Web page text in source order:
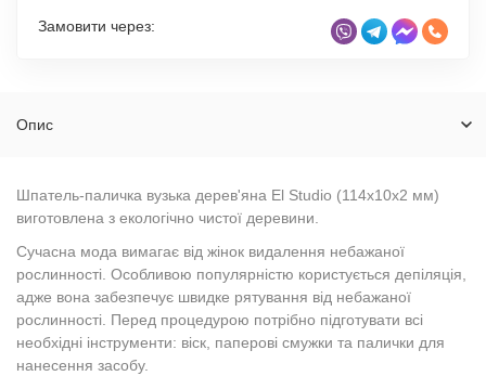
Замовити через:
Опис
Шпатель-паличка вузька дерев'яна El Studio (114х10х2 мм)
виготовлена з екологічно чистої деревини.
Сучасна мода вимагає від жінок видалення небажаної
рослинності. Особливою популярністю користується депіляція,
адже вона забезпечує швидке рятування від небажаної
рослинності. Перед процедурою потрібно підготувати всі
необхідні інструменти: віск, паперові смужки та палички для
нанесення засобу.